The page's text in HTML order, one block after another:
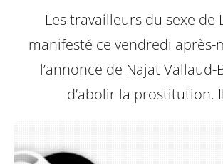
Les travailleurs du sexe de
manifesté ce vendredi après-
l’annonce de Najat Vallaud-
d’abolir la prostitution.